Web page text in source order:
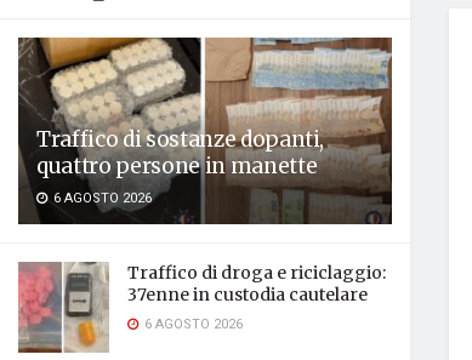
Traffico di sostanze dopanti,
quattro persone in manette
6 AGOSTO 2026
Traffico di droga e riciclaggio:
37enne in custodia cautelare
6 AGOSTO 2026